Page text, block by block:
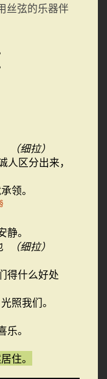
丝弦的乐器伴
（细拉）
区分出来，
领。
§
。
（细拉）
得什么好处
照我们。
。
住。